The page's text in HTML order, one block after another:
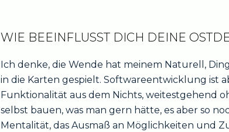
WIE BEEINFLUSST DICH DEINE
Ich denke, die Wende hat meinem Naturell,
in die Karten gespielt. Softwareentwicklung ist
Funktionalität aus dem Nichts, weitestgehend
selbst bauen, was man gern hätte, es aber so
Mentalität, das Ausmaß an Möglichkeiten und